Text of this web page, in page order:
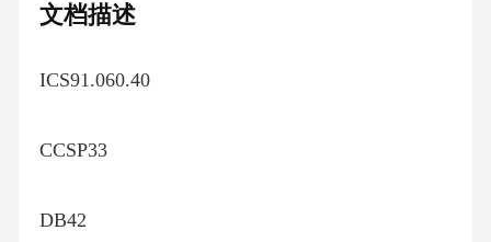
文档描述
ICS91.060.40
CCSP33
DB42